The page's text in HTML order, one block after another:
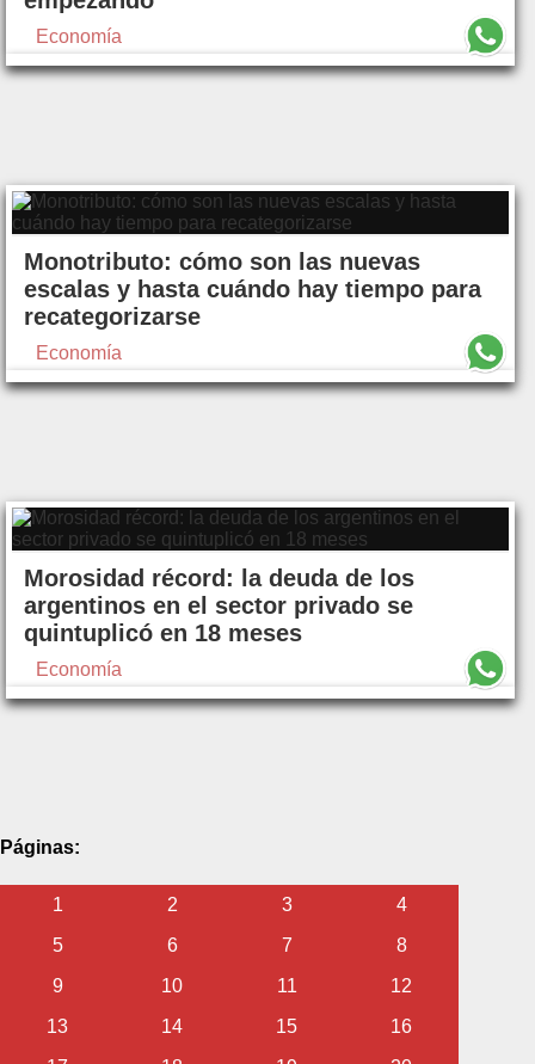
Economía
Monotributo: cómo son las nuevas
escalas y hasta cuándo hay tiempo para
recategorizarse
Economía
Morosidad récord: la deuda de los
argentinos en el sector privado se
quintuplicó en 18 meses
Economía
Páginas:
1 2 3
4
5
6 7
8
9
10 11
12
13
14 15
16